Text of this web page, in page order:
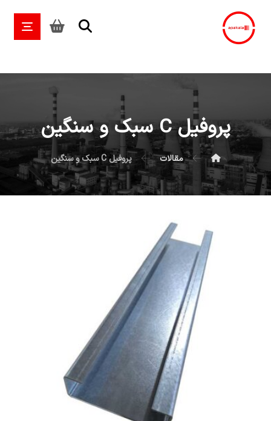
پروفیل C سبک و سنگین
مقالات پروفیل C سبک و سنگین